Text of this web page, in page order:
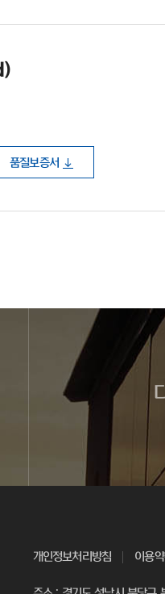
품질보증서
개인정보처리방침 이용